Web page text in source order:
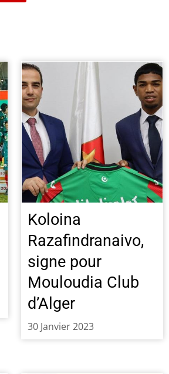
Koloina
Razafindranaivo,
signe pour
Mouloudia Club
d’Alger
30 Janvier 2023